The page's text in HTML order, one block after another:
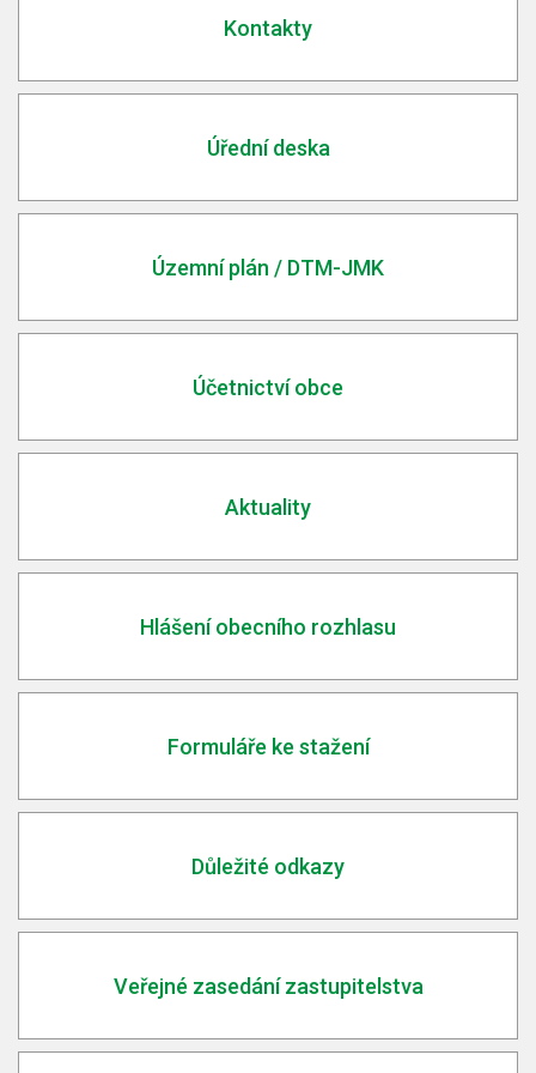
Kontakty
Úřední deska
Územní plán / DTM-JMK
Účetnictví obce
Aktuality
Hlášení obecního rozhlasu
Formuláře ke stažení
Důležité odkazy
Veřejné zasedání zastupitelstva